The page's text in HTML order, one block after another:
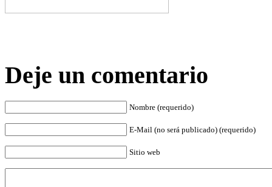
Deje un comentario
Nombre (requerido)
E-Mail (no será publicado) (requerido)
Sitio web